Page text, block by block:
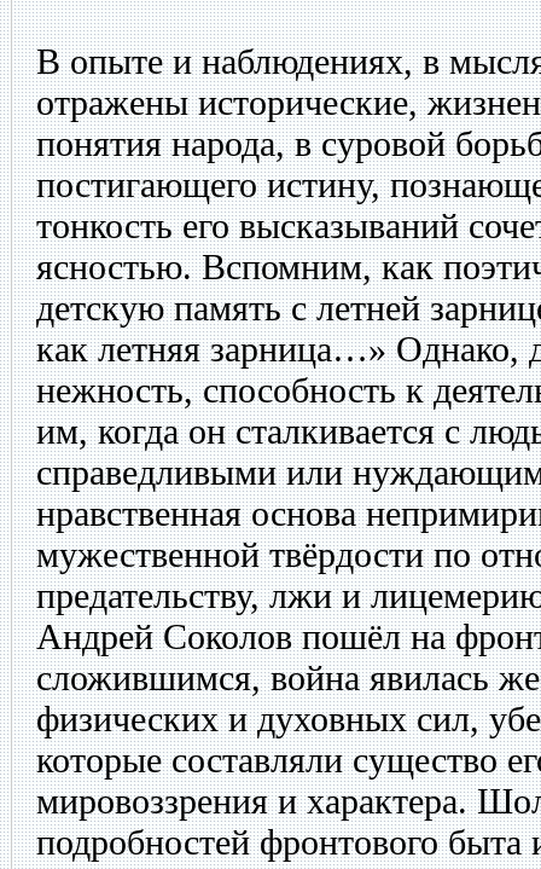
В опыте и наблюдениях, в
отражены исторические,
понятия народа, в суровой
постигающего истину,
тонкость его высказываний
ясностью. Вспомним, как
детскую память с летней
как летняя зарница…» Однако,
нежность, способность к
им, когда он сталкивается с
справедливыми или
нравственная основа
мужественной твёрдости по
предательству, лжи и
Андрей Соколов пошёл на
сложившимся, война явилась
физических и духовных сил,
которые составляли существо
мировоззрения и характера.
подробностей фронтового быта